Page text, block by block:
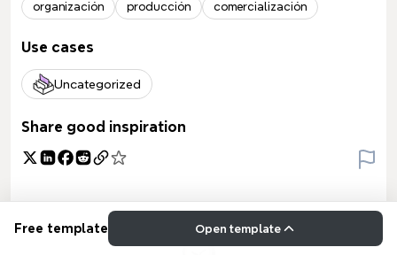
organización producción comercialización
Use cases
Uncategorized
Share good inspiration
Free template Open template